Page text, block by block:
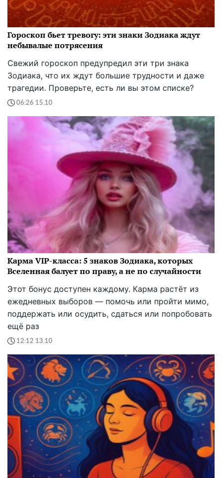
Гороскоп бьет тревогу: эти знаки Зодиака ждут
небывалые потрясения
Свежий гороскоп предупредил эти три знака
Зодиака, что их ждут большие трудности и даже
трагедии. Проверьте, есть ли вы этом списке?
06:26 15.10
Карма VIP-класса: 5 знаков Зодиака, которых
Вселенная балует по праву, а не по случайности
Этот бонус доступен каждому. Карма растёт из
ежедневных выборов — помочь или пройти мимо,
поддержать или осудить, сдаться или попробовать
ещё раз
12:12 13.10